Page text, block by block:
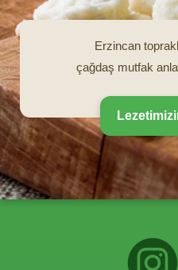
Erzincan
çağdaş mutfak